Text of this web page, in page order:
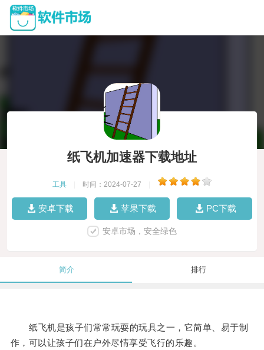
纸飞机加速器下载地址
工具 时间：2024-07-27
安卓下载 苹果下载 PC下载
安卓市场，安全绿色
简介 排行
纸飞机是孩子们常常玩耍的玩具之一，它简单、易于制
作，可以让孩子们在户外尽情享受飞行的乐趣。